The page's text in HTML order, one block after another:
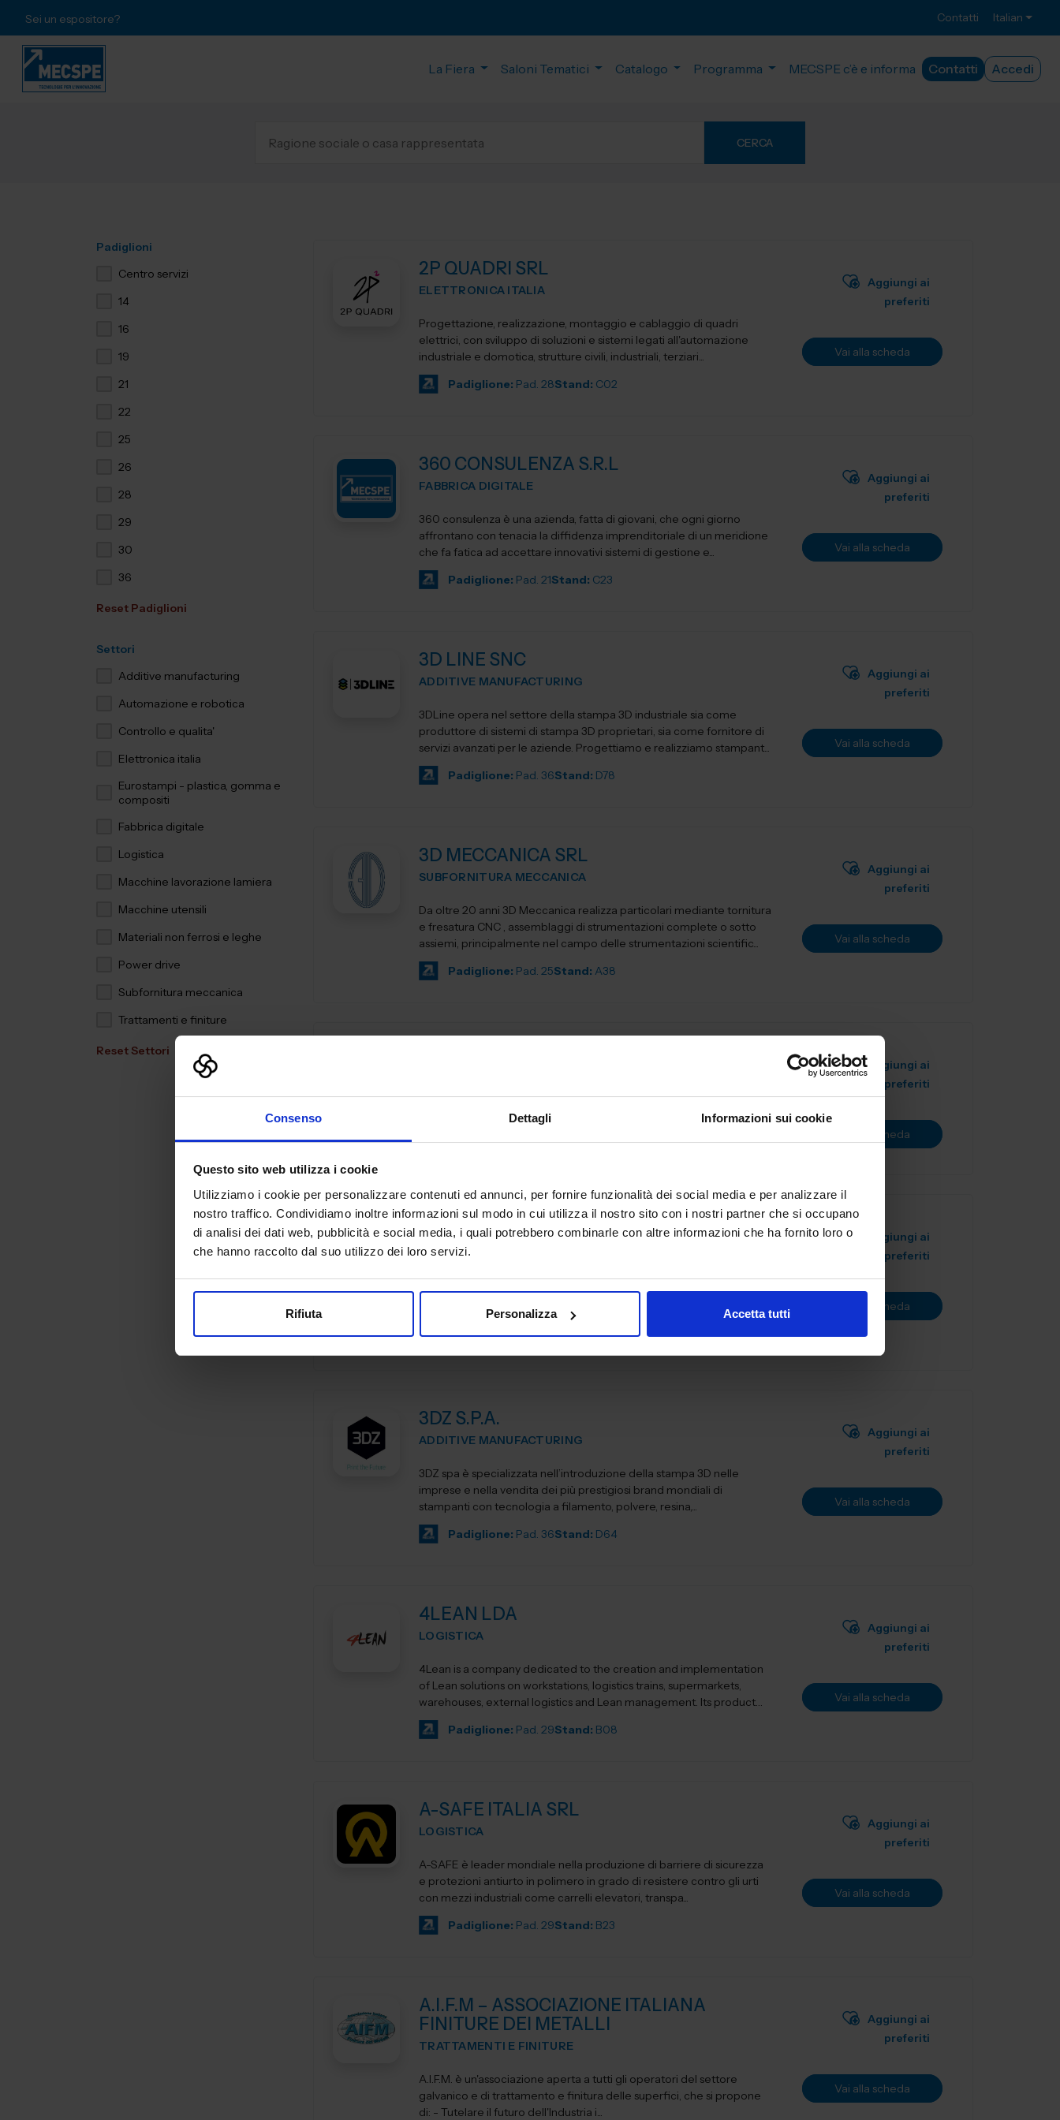
Consenso Dettagli Informazioni sui cookie
Questo sito web utilizza i cookie
Utilizziamo i cookie per personalizzare contenuti ed annunci, per fornire funzionalità dei social media e per analizzare il
nostro traffico. Condividiamo inoltre informazioni sul modo in cui utilizza il nostro sito con i nostri partner che si occupano
di analisi dei dati web, pubblicità e social media, i quali potrebbero combinarle con altre informazioni che ha fornito loro o
che hanno raccolto dal suo utilizzo dei loro servizi.
Rifiuta Personalizza Accetta tutti
Sei un espositore? Contatti Italian
La Fiera Saloni Tematici Catalogo Programma MECSPE c’è e informa Contatti Accedi
CERCA
Padiglioni
Centro servizi
14
16
19
21
22
25
26
28
29
30
36
Reset Padiglioni
Settori
Additive manufacturing
Automazione e robotica
Controllo e qualita'
Elettronica italia
Eurostampi - plastica, gomma e
compositi
Fabbrica digitale
Logistica
Macchine lavorazione lamiera
Macchine utensili
Materiali non ferrosi e leghe
Power drive
Subfornitura meccanica
Trattamenti e finiture
Reset Settori
2P QUADRI SRL
ELETTRONICA ITALIA
Progettazione, realizzazione, montaggio e cablaggio di quadri
elettrici, con sviluppo di soluzioni e sistemi legati all'automazione
industriale e domotica, strutture civili, industriali, terziari...
Padiglione: Pad. 28Stand: C02
Aggiungi ai
preferiti
Vai alla scheda
360 CONSULENZA S.R.L
FABBRICA DIGITALE
360 consulenza è una azienda, fatta di giovani, che ogni giorno
affrontano con tenacia la diffidenza imprenditoriale di un meridione
che fa fatica ad accettare innovativi sistemi di gestione e...
Padiglione: Pad. 21Stand: C23
Aggiungi ai
preferiti
Vai alla scheda
3D LINE SNC
ADDITIVE MANUFACTURING
3DLine opera nel settore della stampa 3D industriale sia come
produttore di sistemi di stampa 3D proprietari, sia come fornitore di
servizi avanzati per le aziende. Progettiamo e realizziamo stampant...
Padiglione: Pad. 36Stand: D78
Aggiungi ai
preferiti
Vai alla scheda
3D MECCANICA SRL
SUBFORNITURA MECCANICA
Da oltre 20 anni 3D Meccanica realizza particolari mediante tornitura
e fresatura CNC , assemblaggi di strumentazioni complete o sotto
assiemi, principalmente nel campo delle strumentazioni scientific...
Padiglione: Pad. 25Stand: A38
Aggiungi ai
preferiti
Vai alla scheda
Padiglione: Pad. 36
Aggiungi ai
preferiti
Vai alla scheda
3DiTALY
ADDITIVE MANUFACTURING
3DiTALY è tra le prime aziende in Italia ad erogare un service
professionale di stampa 3D a professionisti ed aziende. Copriamo le
principali tecnologie di fabbricazione additiva, la stampa 3D...
Padiglione:Pad. 36Stand:A74
Aggiungi ai
preferiti
Vai alla scheda
3DZ S.P.A.
ADDITIVE MANUFACTURING
3DZ spa è specializzata nell’introduzione della stampa 3D nelle
imprese e nella vendita dei più prestigiosi brand mondiali di
stampanti con tecnologia a filamento, polvere, resina,...
Padiglione: Pad. 36Stand: D64
Aggiungi ai
preferiti
Vai alla scheda
4LEAN LDA
LOGISTICA
4Lean is a company dedicated to the creation and implementation
of Lean solutions on workstations, logistics trains, supermarkets,
warehouses, external logistics and Lean management. Its product
ca...
Padiglione: Pad. 29Stand: B08
Aggiungi ai
preferiti
Vai alla scheda
A-SAFE ITALIA SRL
LOGISTICA
A-SAFE è leader mondiale nella produzione di barriere di sicurezza
e protezioni antiurto in polimero in grado di resistere contro gli urti
con mezzi industriali come carrelli elevatori, transpa...
Padiglione: Pad. 29Stand: B23
Aggiungi ai
preferiti
Vai alla scheda
A.I.F.M – ASSOCIAZIONE ITALIANA
FINITURE DEI METALLI
TRATTAMENTI E FINITURE
A.I.F.M. è un'associazione aperta a tutti gli operatori del settore
galvanico e di trattamento e finitura delle superfici, che si propone
di: - Tutelare il futuro dell'Industria i...
Aggiungi ai
preferiti
Vai alla scheda